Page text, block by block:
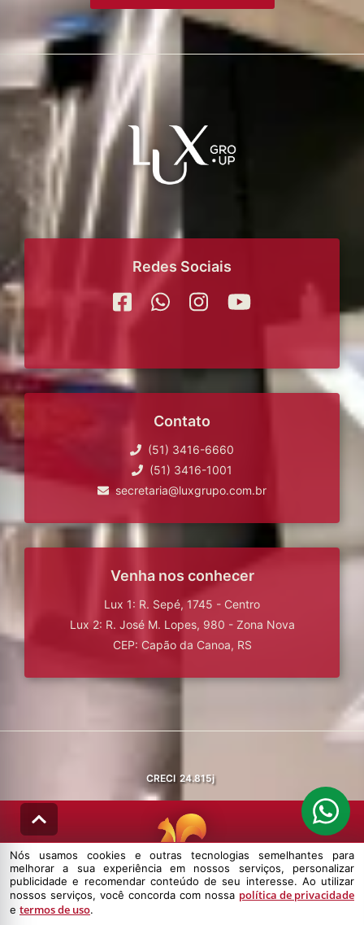
Redes Sociais
Contato
(51) 3416-6660
(51) 3416-1001
secretaria@luxgrupo.com.br
Venha nos conhecer
Lux 1: R. Sepé, 1745 - Centro
Lux 2: R. José M. Lopes, 980 - Zona Nova
CEP: Capão da Canoa, RS
CRECI 24.815j
© DESENVOLVIDO PELAAGIL.NET
Nós usamos cookies e outras tecnologias semelhantes para melhorar a
sua experiência em nossos serviços, personalizar publicidade e
Nós usamos cookies e outras tecnologias semelhantes para
melhorar a sua experiência em nossos serviços, personalizar
publicidade e recomendar conteúdo de seu interesse. Ao utilizar
nossos serviços, você concorda com nossa política de privacidade
e termos de uso.